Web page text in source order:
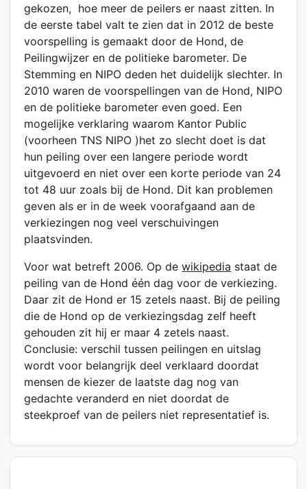
gekozen, hoe meer de peilers er naast zitten. In
de eerste tabel valt te zien dat in 2012 de beste
voorspelling is gemaakt door de Hond, de
Peilingwijzer en de politieke barometer. De
Stemming en NIPO deden het duidelijk slechter. In
2010 waren de voorspellingen van de Hond, NIPO
en de politieke barometer even goed. Een
mogelijke verklaring waarom Kantor Public
(voorheen TNS NIPO )het zo slecht doet is dat
hun peiling over een langere periode wordt
uitgevoerd en niet over een korte periode van 24
tot 48 uur zoals bij de Hond. Dit kan problemen
geven als er in de week voorafgaand aan de
verkiezingen nog veel verschuivingen
plaatsvinden.
Voor wat betreft 2006. Op dewikipedia staat de
peiling van de Hond één dag voor de verkiezing.
Daar zit de Hond er 15 zetels naast. Bij de peiling
die de Hond op de verkiezingsdag zelf heeft
gehouden zit hij er maar 4 zetels naast.
Conclusie: verschil tussen peilingen en uitslag
wordt voor belangrijk deel verklaard doordat
mensen de kiezer de laatste dag nog van
gedachte veranderd en niet doordat de
steekproef van de peilers niet representatief is.